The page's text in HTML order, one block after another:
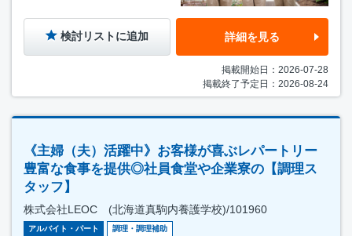
検討リストに追加 詳細を見る
掲載開始日：2026-07-28
掲載終了予定日：2026-08-24
《主婦（夫）活躍中》お客様が喜ぶレパートリー
豊富な食事を提供◎社員食堂や企業寮の【調理ス
タッフ】
株式会社LEOC (北海道真駒内養護学校)/101960
アルバイト・パート 調理・調理補助